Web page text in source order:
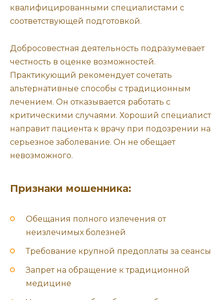
квалифицированными специалистами с
соответствующей подготовкой.
Добросовестная деятельность подразумевает
честность в оценке возможностей.
Практикующий рекомендует сочетать
альтернативные способы с традиционным
лечением. Он отказывается работать с
критическими случаями. Хороший специалист
направит пациента к врачу при подозрении на
серьезное заболевание. Он не обещает
невозможного.
Признаки мошенника:
Обещания полного излечения от
неизлечимых болезней
Требование крупной предоплаты за сеансы
Запрет на обращение к традиционной
медицине